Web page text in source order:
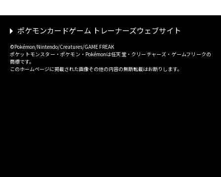
ポケモンカードゲーム トレーナーズウェブサイト
©Pokémon/Nintendo/Creatures/GAME FREAK
ポケットモンスター・ポケモン・Pokémonは任天堂・クリーチャーズ・ゲームフリークの
商標です。
このホームページに掲載された画像その他の内容の無断転載はお断りします。